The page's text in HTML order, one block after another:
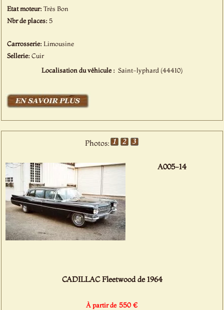
Etat moteur:Très Bon
Nbr de places:5
Carrosserie:Limousine
Sellerie:Cuir
Localisation du véhicule : Saint-lyphard (44410)
Photos:
A005-14
CADILLAC Fleetwood de 1964
À partir de 550 €